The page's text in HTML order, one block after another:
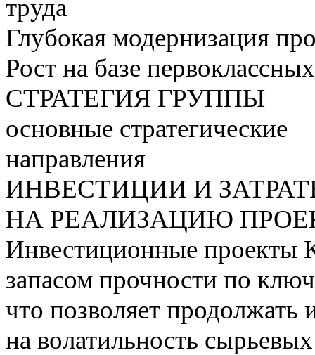
труда
Глубокая модернизация
Рост на базе
СТРАТЕГИЯ ГРУППЫ
основные стратегические
направления
ИНВЕСТИЦИИ И
НА РЕАЛИЗАЦИЮ
Инвестиционные проекты
запасом прочности по
что позволяет продолжать
на волатильность